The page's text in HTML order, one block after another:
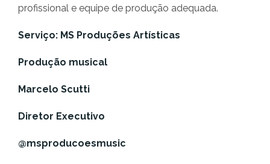
profissional e equipe de produção adequada.
Serviço: MS Produções Artísticas
Produção musical
Marcelo Scutti
Diretor Executivo
@msproducoesmusic